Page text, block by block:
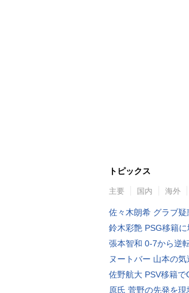
トピックス
主要 国内 海外
佐々木朗希 グラブ疑
鈴木彩艶 PSG移籍
張本智和 0-7から逆
ヌートバー 山本の
佐野航大 PSV移籍で
原氏 菅野の先発を